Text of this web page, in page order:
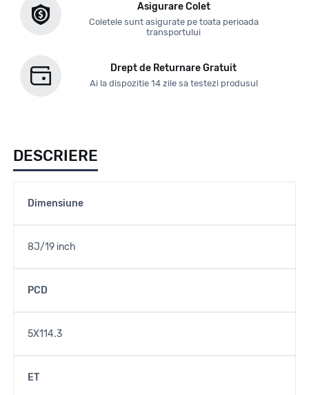
Asigurare Colet
Coletele sunt asigurate pe toata perioada
transportului
Drept de Returnare Gratuit
Ai la dispozitie 14 zile sa testezi produsul
DESCRIERE
Dimensiune
8J/19 inch
PCD
5X114.3
ET